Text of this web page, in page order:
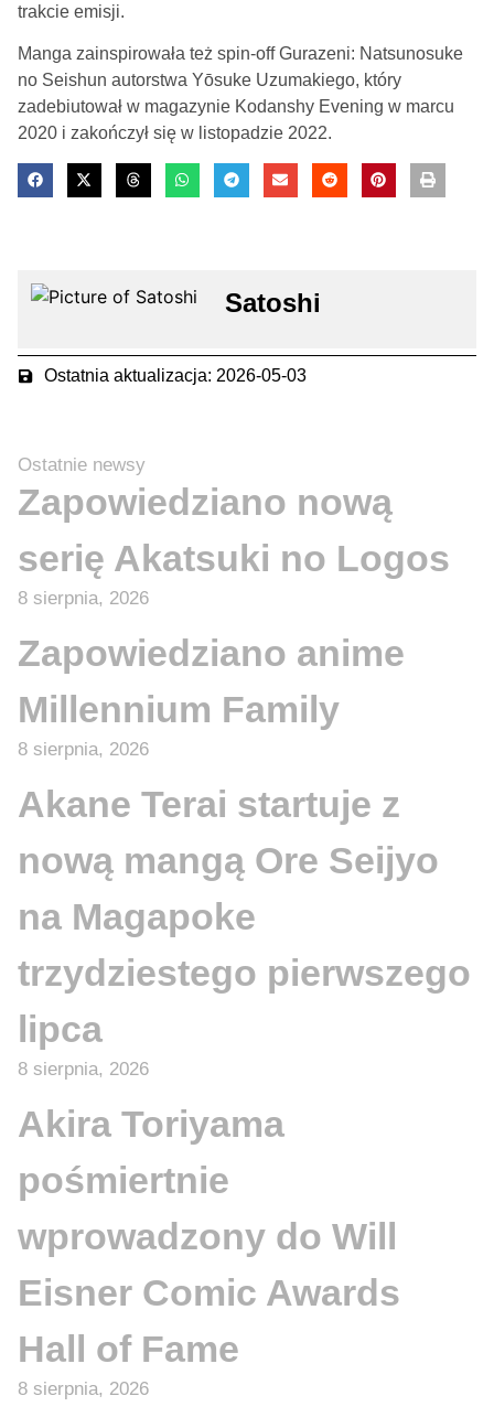
trakcie emisji.
Manga zainspirowała też spin-off Gurazeni: Natsunosuke
no Seishun autorstwa Yōsuke Uzumakiego, który
zadebiutował w magazynie Kodanshy Evening w marcu
2020 i zakończył się w listopadzie 2022.
Satoshi
Ostatnia aktualizacja: 2026-05-03
Ostatnie newsy
Zapowiedziano nową
serię Akatsuki no Logos
8 sierpnia, 2026
Zapowiedziano anime
Millennium Family
8 sierpnia, 2026
Akane Terai startuje z
nową mangą Ore Seijyo
na Magapoke
trzydziestego pierwszego
lipca
8 sierpnia, 2026
Akira Toriyama
pośmiertnie
wprowadzony do Will
Eisner Comic Awards
Hall of Fame
8 sierpnia, 2026